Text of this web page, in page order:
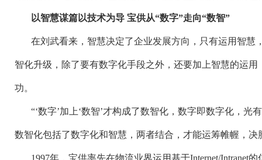
以智慧谋篇以技术为导宝供从“数字”走向“数智”
在刘武看来，智慧决定了企业发展方向，只有运用智慧
智化升级，除了要有数字化手段之外，还要加上智慧的运
功。
“‘数字’加上‘数智’才构成了数智化，数字即数字化，
数智化包括了数字化和智慧，两者结合，才能运筹帷幄，决
1997年，宝供率先在物流业界运用基于Internet/Intranet的